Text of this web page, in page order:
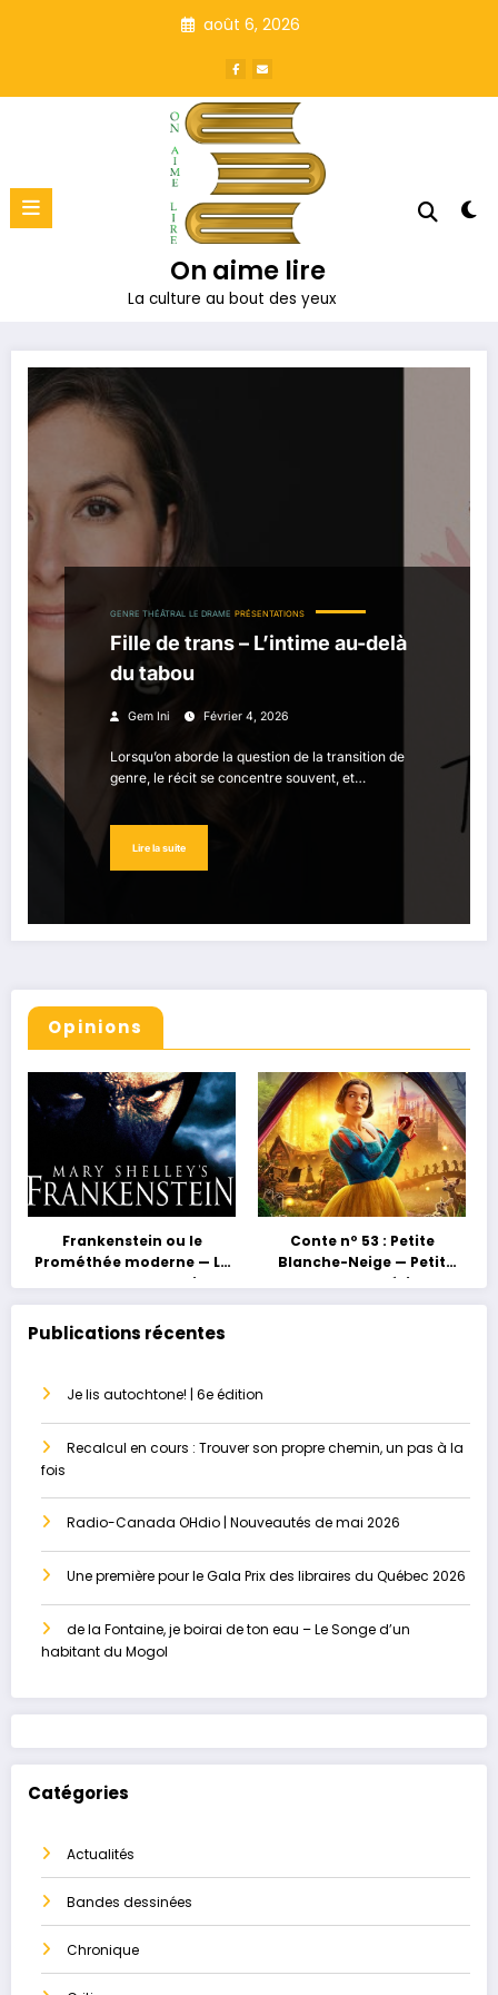
août 6, 2026
On aime lire
La culture au bout des yeux
GENRE THÉÂTRAL LE DRAME PRÉSENTATIONS
Fille de trans – L’intime au-delà
du tabou
Gem Ini Février 4, 2026
Lorsqu’on aborde la question de la transition de
genre, le récit se concentre souvent, et…
Lire la suite
Opinions
Frankenstein ou le
Prométhée moderne — La
grossesse au masculin ou
le paradis perdu
Conte nº 53 : Petite
Blanche-Neige — Petit
conte, grand héritage
Publications récentes
Je lis autochtone! | 6e édition
Recalcul en cours : Trouver son propre chemin, un pas à la
fois
Radio-Canada OHdio | Nouveautés de mai 2026
Une première pour le Gala Prix des libraires du Québec 2026
de la Fontaine, je boirai de ton eau – Le Songe d’un
habitant du Mogol
Catégories
Actualités
Bandes dessinées
Chronique